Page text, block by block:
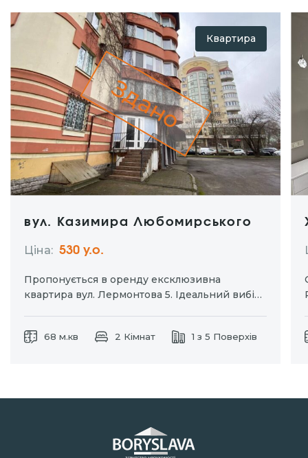
Квартира
Здано
вул. Казимира Любомирського
Ціна: 530 y.о.
Пропонується в оренду ексклюзивна
квартира вул. Лермонтова 5. Ідеальний вибір
затишком власного простору без зайвих
Кухня-студія та…
68 м.кв 2 Кімнат 1 з 5 Поверхів